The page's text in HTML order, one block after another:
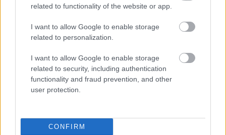
related to functionality of the website or app.
I want to allow Google to enable storage
related to personalization.
I want to allow Google to enable storage
related to security, including authentication
functionality and fraud prevention, and other
user protection.
CONFIRM
Vrake
verde
nsmes
gå
Går
sitt
sjette
strake
disse
går
Disse
OL-
femm
gullet
i
bekre